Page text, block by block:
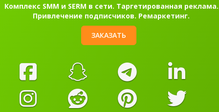
Комплекс SMM и SERM в сети. Таргетированная реклама.
Привлечение подписчиков. Ремаркетинг.
ЗАКАЗАТЬ